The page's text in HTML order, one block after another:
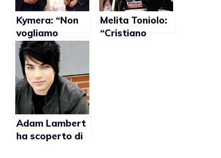
Kymera: “Non
vogliamo
essere delle
icone gay”
Melita Toniolo:
“Cristiano
Adam Lambert
ha scoperto di